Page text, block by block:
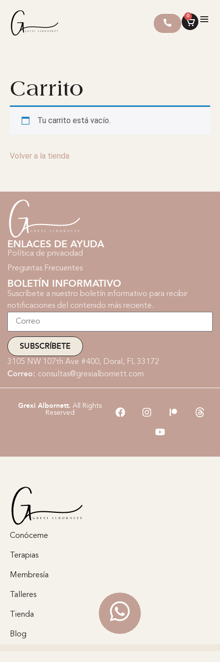
0
Carrito
Tu carrito está vacío.
Volver a la tienda
ENLACES DE AYUDA
Política de privacidad
Preguntas Frecuentes
BOLETÍN INFORMATIVO
Suscríbete a nuestro boletín informativo para recibir
notificaciones del contenido más reciente.
SUBSCRÍBETE
3105 NW 107th Ave #400, Doral, FL 33172
Correo: consultas@grexialbornett.com
Grexi Albornett. All Rights
Reserved
Conóceme
Terapias
Membresía
Talleres
Tienda
Blog